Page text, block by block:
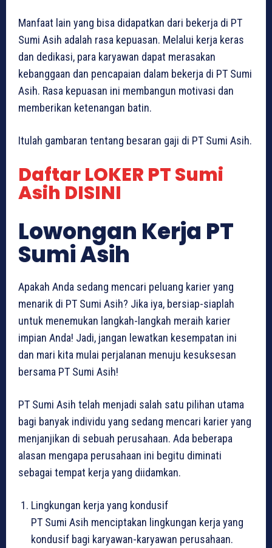
Manfaat lain yang bisa didapatkan dari bekerja di PT
Sumi Asih adalah rasa kepuasan. Melalui kerja keras
dan dedikasi, para karyawan dapat merasakan
kebanggaan dan pencapaian dalam bekerja di PT Sumi
Asih. Rasa kepuasan ini membangun motivasi dan
memberikan ketenangan batin.
Itulah gambaran tentang besaran gaji di PT Sumi Asih.
Daftar LOKER PT Sumi
Asih DISINI
Lowongan Kerja PT
Sumi Asih
Apakah Anda sedang mencari peluang karier yang
menarik di PT Sumi Asih? Jika iya, bersiap-siaplah
untuk menemukan langkah-langkah meraih karier
impian Anda! Jadi, jangan lewatkan kesempatan ini
dan mari kita mulai perjalanan menuju kesuksesan
bersama PT Sumi Asih!
PT Sumi Asih telah menjadi salah satu pilihan utama
bagi banyak individu yang sedang mencari karier yang
menjanjikan di sebuah perusahaan. Ada beberapa
alasan mengapa perusahaan ini begitu diminati
sebagai tempat kerja yang diidamkan.
Lingkungan kerja yang kondusif
PT Sumi Asih menciptakan lingkungan kerja yang
kondusif bagi karyawan-karyawan perusahaan.